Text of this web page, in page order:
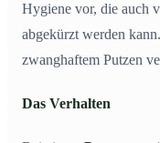
Hygiene vor, die auch
abgekürzt werden
zwanghaftem Putzen
Das Verhalten